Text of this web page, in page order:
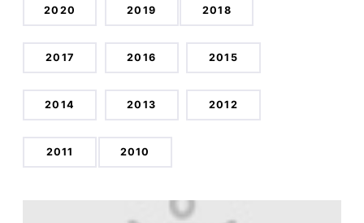
2020 2019 2018
2017 2016 2015
2014 2013 2012
2011 2010